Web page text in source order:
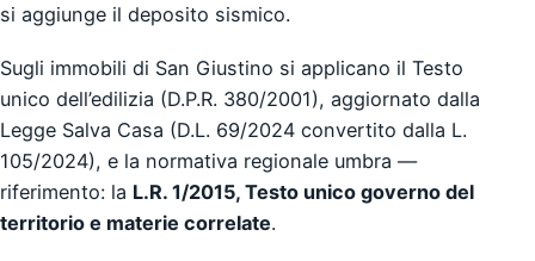
si aggiunge il deposito sismico.
Sugli immobili di San Giustino si applicano il Testo
unico dell’edilizia (D.P.R. 380/2001), aggiornato dalla
Legge Salva Casa (D.L. 69/2024 convertito dalla L.
105/2024), e la normativa regionale umbra —
riferimento: la L.R. 1/2015, Testo unico governo del
territorio e materie correlate.